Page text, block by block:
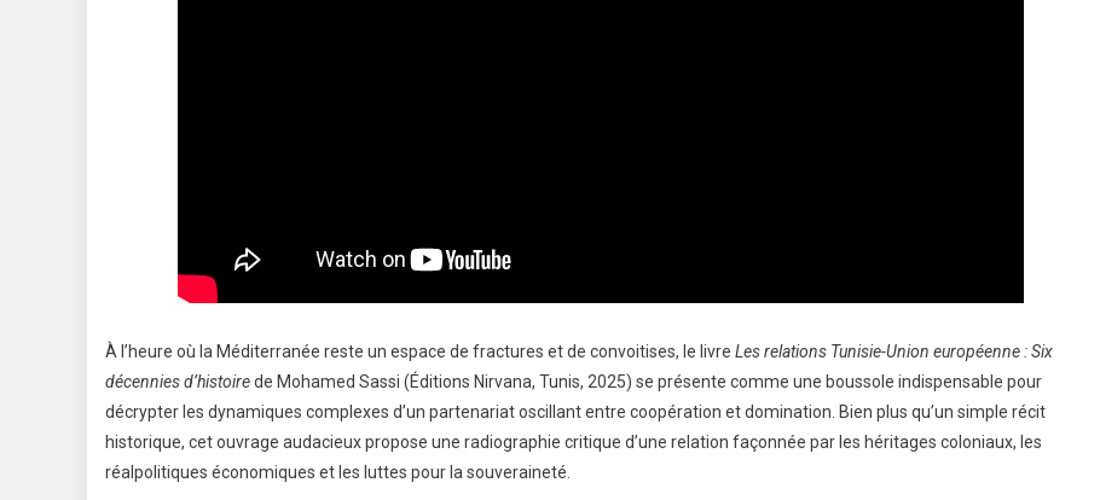
À l’heure où la Méditerranée reste un espace de fractures et de convoitises, le livre Les relations Tunisie-Union européenne : Six
décennies d’histoirede Mohamed Sassi (Éditions Nirvana, Tunis, 2025) se présente comme une boussole indispensable pour
décrypter les dynamiques complexes d’un partenariat oscillant entre coopération et domination. Bien plus qu’un simple récit
historique, cet ouvrage audacieux propose une radiographie critique d’une relation façonnée par les héritages coloniaux, les
réalpolitiques économiques et les luttes pour la souveraineté.
au Tunisia Digital Summit 2026
renforcée de la banque
Conférence à l’UIT : repenser la
formation à l’ère de l’intelligence
artificielle
EIGHT Hospitality Business School rejoint
le cercle très fermé des écoles